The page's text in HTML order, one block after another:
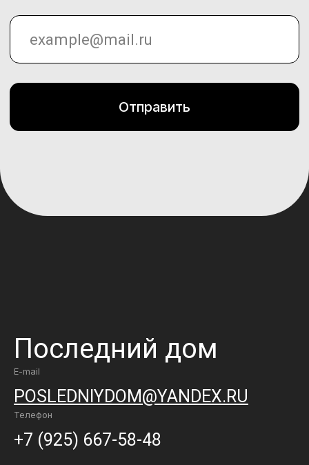
Последний дом
E-mail
POSLEDNIYDOM@YANDEX.RU
Телефон
+7 (925) 667-58-48